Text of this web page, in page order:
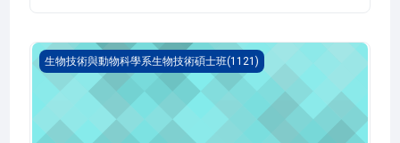
蜂產品學(1121_R3AS010017A)
生物技術與動物科學系生物技術碩士班(1121)